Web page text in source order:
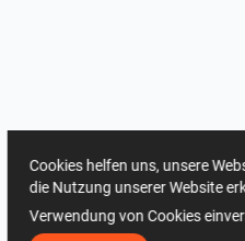
Cookies helfen uns, unsere
die Nutzung unserer Website
Verwendung von Cookies